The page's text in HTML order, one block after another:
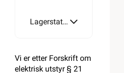
Lagerstatus
Vi er etter Forskrift om
elektrisk utstyr § 21